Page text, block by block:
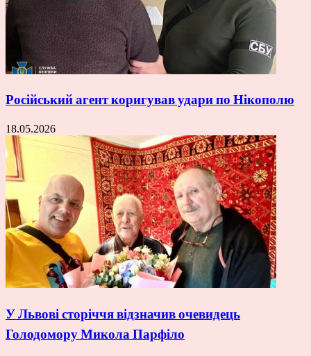
Російський агент коригував удари по Нікополю
18.05.2026
У Львові сторіччя відзначив очевидець
Голодомору Микола Парфіло